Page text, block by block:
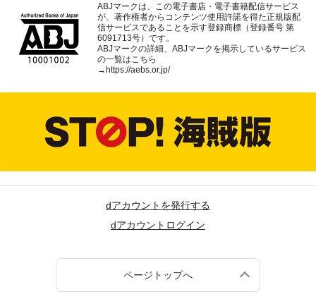
ABJマークは、この電子書店・電子書籍配信サービス
が、著作権者からコンテンツ使用許諾を得た正規版配
信サービスであることを示す登録商標（登録番号 第
6091713号）です。
ABJマークの詳細、ABJマークを掲示しているサービス
の一覧はこちら
→ https://aebs.or.jp/
dアカウントを発行する
dアカウントログイン
ページトップへ